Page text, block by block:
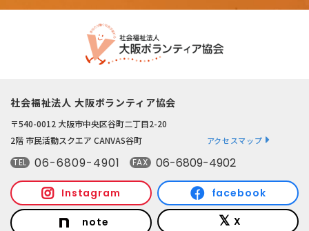
社会福祉法人 大阪ボランティア協会
〒540-0012 大阪市中央区谷町二丁目2-20
2階 市民活動スクエア CANVAS谷町
アクセスマップ
TEL 06-6809-4901 FAX 06-6809-4902
Instagram facebook
note X